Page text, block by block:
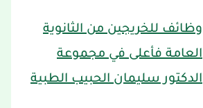
وظائف للخريجين من الثانوية
العامة فأعلى في مجموعة
الدكتور سليمان الحبيب الطبية